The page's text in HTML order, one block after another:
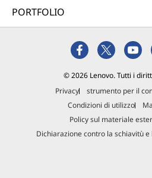
PORTFOLIO
© 2026 Lenovo. Tutti i
Privacy
strumento per il
Condizioni di utilizzo
Policy sul materiale
Dichiarazione contro la schiavitù